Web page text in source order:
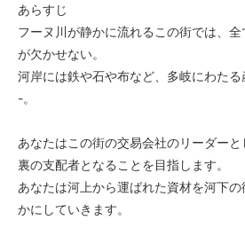
あらすじ
フーヌ川が静かに流れるこの街では、
が欠かせない。
河岸には鉄や石や布など、多岐にわた
-。
あなたはこの街の交易会社のリーダー
裏の支配者となることを目指します。
あなたは河上から運ばれた資材を河下
かにしていきます。